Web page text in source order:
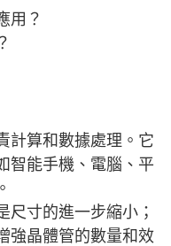
用？
計算和數據處理。它
智能手機、電腦、平
尺寸的進一步縮小；
強晶體管的數量和效